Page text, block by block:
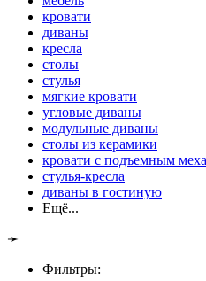
кровати
диваны
кресла
столы
стулья
мягкие кровати
угловые диваны
модульные диваны
столы из керамики
кровати с подъемным
стулья-кресла
диваны в гостиную
Ещё...
➛
Фильтры: